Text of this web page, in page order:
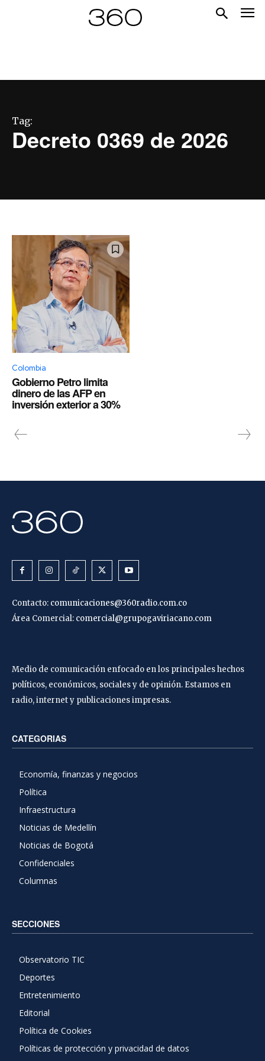
Tag:
Decreto 0369 de 2026
Colombia
Gobierno Petro limita
dinero de las AFP en
inversión exterior a 30%
Contacto: comunicaciones@360radio.com.co
Área Comercial: comercial@grupogaviriacano.com
Medio de comunicación enfocado en los principales hechos
políticos, económicos, sociales y de opinión. Estamos en
radio, internet y publicaciones impresas.
CATEGORIAS
Economía, finanzas y negocios
Política
Infraestructura
Noticias de Medellín
Noticias de Bogotá
Confidenciales
Columnas
SECCIONES
Observatorio TIC
Deportes
Entretenimiento
Editorial
Política de Cookies
Políticas de protección y privacidad de datos